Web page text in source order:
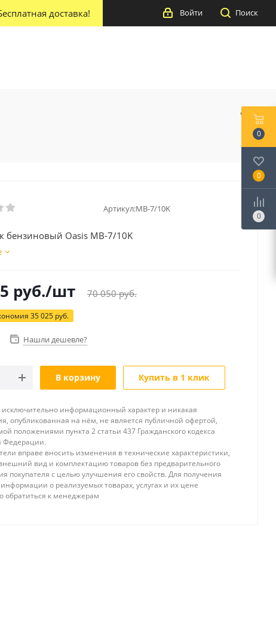
доставка! Поиск
Войти
Артикул:MB-7/10K
бензиновый Oasis MB-7/10K
руб./шт 70 050руб.
35 025 руб.
Нашли дешевле?
В корзину Купить в 1 клик
исключительно информационный характер и никакая
опубликованная на нём, не является публичной офертой,
положениями пункта 2 статьи 437 Гражданского кодекса
Федерации.
вправе вносить изменения в технические характеристики,
вид и комплектацию товаров без предварительного
покупателя с целью улучшения его свойств. Для получения
о реализуемых товарах, услугах и их цене
обратиться к менеджерам
0
0
0